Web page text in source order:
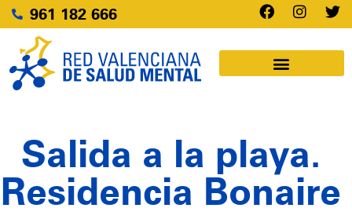
961 182 666
Salida a la playa.
Residencia Bonaire